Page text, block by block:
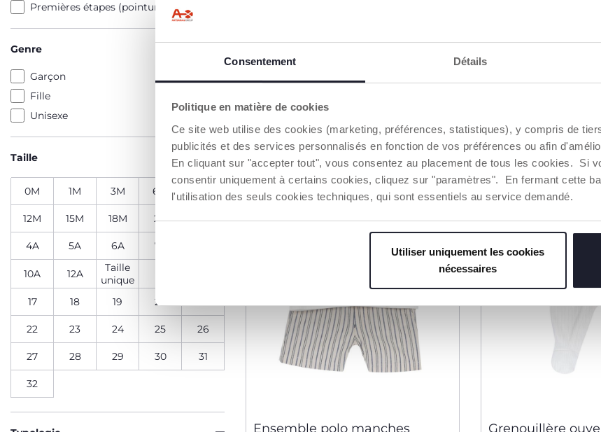
Consentement Détails
Politique en matière de cookies
Ce site web utilise des cookies (marketing, préférences, statistiques), y compris de
publicités et des services personnalisés en fonction de vos préférences ou afin
En cliquant sur "accepter tout", vous consentez au placement de tous les cookies. Si
consentir uniquement à certains cookies, cliquez sur "paramètres". En fermant cette
l'utilisation des seuls cookies techniques, qui sont essentiels au service demandé.
Utiliser uniquement les cookies
nécessaires
Premières étapes (pointures 18-24)
Genre
Garçon
Fille
Unisexe
Taille
0M 1M 3M 6M 9M
12M 15M 18M 2A 3A
4A 5A 6A 7A
10A 12A
Taille
unique
17 18 19 20
22 23 24 25 26
27 28 29 30 31
32
AJOUTER AU PANIER
2=3
Ensemble polo manches
2=3
Grenouillère